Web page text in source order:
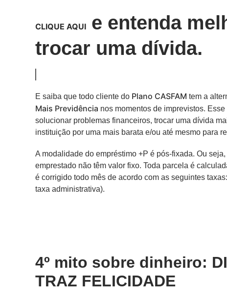
CLIQUE AQUI e entenda
trocar uma dívida.
E saiba que todo cliente do Plano CASFAM tem a
Mais Previdência nos momentos de imprevistos.
solucionar problemas financeiros, trocar uma dívida
instituição por uma mais barata e/ou até mesmo para
A modalidade do empréstimo +P é pós-fixada. Ou
emprestado não têm valor fixo. Toda parcela é
é corrigido todo mês de acordo com as seguintes
taxa administrativa).
4º mito sobre dinheiro:
TRAZ FELICIDADE